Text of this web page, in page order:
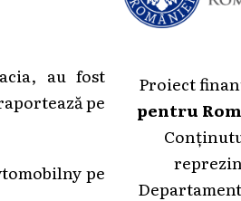
au fost
pe
pe
Proiect
pentru